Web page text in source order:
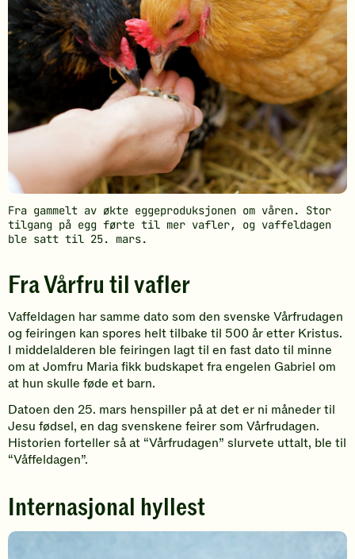
Fra gammelt av økte eggeproduksjonen om våren. Stor
tilgang på egg førte til mer vafler, og vaffeldagen
ble satt til 25. mars.
Fra Vårfru til vafler
Vaffeldagen har samme dato som den svenske Vårfrudagen
og feiringen kan spores helt tilbake til 500 år etter Kristus.
I middelalderen ble feiringen lagt til en fast dato til minne
om at Jomfru Maria fikk budskapet fra engelen Gabriel om
at hun skulle føde et barn.
Datoen den 25. mars henspiller på at det er ni måneder til
Jesu fødsel, en dag svenskene feirer som Vårfrudagen.
Historien forteller så at “Vårfrudagen” slurvete uttalt, ble til
“Våffeldagen”.
Internasjonal hyllest